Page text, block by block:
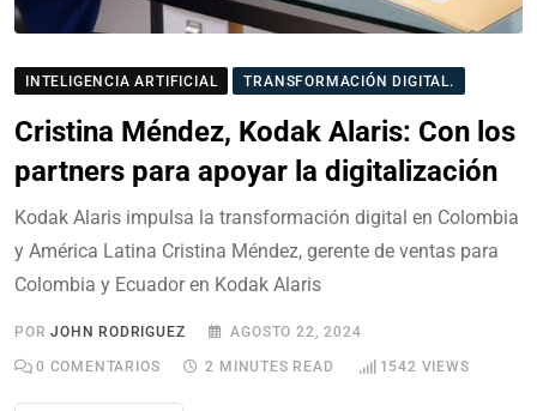
INTELIGENCIA ARTIFICIAL TRANSFORMACIÓN DIGITAL.
Cristina Méndez, Kodak Alaris: Con los
partners para apoyar la digitalización
Kodak Alaris impulsa la transformación digital en Colombia
y América Latina Cristina Méndez, gerente de ventas para
Colombia y Ecuador en Kodak Alaris
PORJOHN RODRIGUEZ AGOSTO 22, 2024
0 COMENTARIOS 2 MINUTES READ 1542 VIEWS